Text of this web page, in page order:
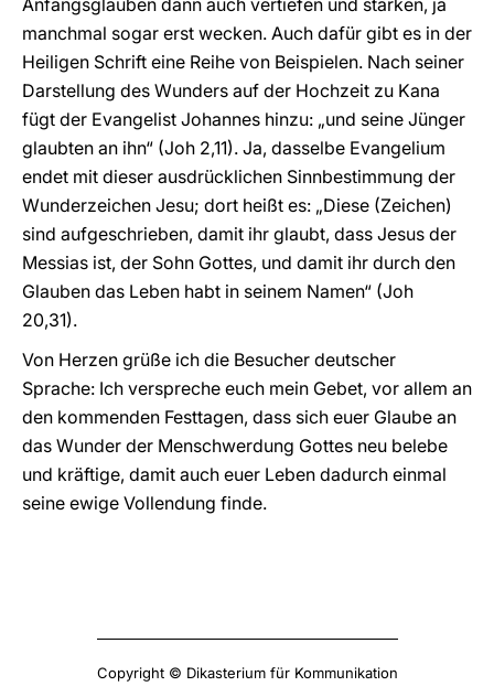
Anfangsglauben dann auch vertiefen und stärken, ja
manchmal sogar erst wecken. Auch dafür gibt es in der
Heiligen Schrift eine Reihe von Beispielen. Nach seiner
Darstellung des Wunders auf der Hochzeit zu Kana
fügt der Evangelist Johannes hinzu: „und seine Jünger
glaubten an ihn“ (Joh 2,11). Ja, dasselbe Evangelium
endet mit dieser ausdrücklichen Sinnbestimmung der
Wunderzeichen Jesu; dort heißt es: „Diese (Zeichen)
sind aufgeschrieben, damit ihr glaubt, dass Jesus der
Messias ist, der Sohn Gottes, und damit ihr durch den
Glauben das Leben habt in seinem Namen“ (Joh
20,31).
Von Herzen grüße ich die Besucher deutscher
Sprache: Ich verspreche euch mein Gebet, vor allem an
den kommenden Festtagen, dass sich euer Glaube an
das Wunder der Menschwerdung Gottes neu belebe
und kräftige, damit auch euer Leben dadurch einmal
seine ewige Vollendung finde.
Copyright © Dikasterium für Kommunikation